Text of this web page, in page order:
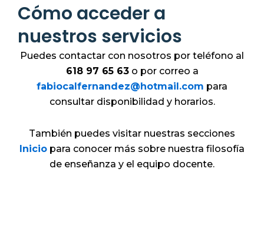
Cómo acceder a
nuestros servicios
Puedes contactar con nosotros por teléfono al
618 97 65 63o por correo a
fabiocalfernandez@hotmail.com para
consultar disponibilidad y horarios.
También puedes visitar nuestras secciones
Inicio para conocer más sobre nuestra filosofía
de enseñanza y el equipo docente.